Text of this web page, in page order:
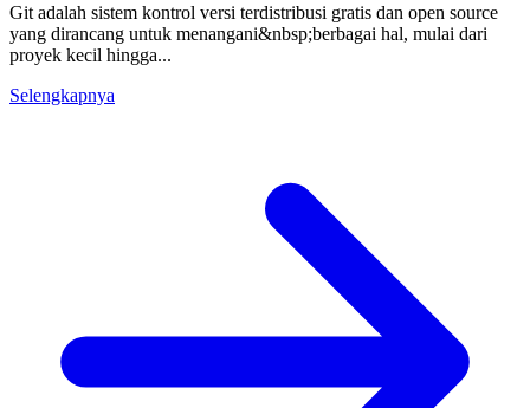
Git adalah sistem kontrol versi terdistribusi gratis dan open source
yang dirancang untuk menangani&nbsp;berbagai hal, mulai dari
proyek kecil hingga...
Selengkapnya